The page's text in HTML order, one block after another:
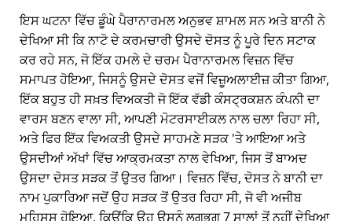
ਇਸ ਘਟਨਾ ਵਿੱਚ ਡੂੰਘੇ ਪੈਰਾਨਾਰਮਲ ਅਨੁਭਵ ਸ਼ਾਮਲ ਸਨ ਅਤੇ ਬਾਨੀ ਨੇ
ਦੇਖਿਆ ਸੀ ਕਿ ਨਾਟੋ ਦੇ ਕਰਮਚਾਰੀ ਉਸਦੇ ਦੋਸਤ ਨੂੰ ਪੂਰੇ ਦਿਨ ਸਟਾਕ
ਕਰ ਰਹੇ ਸਨ, ਜੋ ਇੱਕ ਹਮਲੇ ਦੇ ਚਰਮ ਪੈਰਾਨਾਰਮਲ ਵਿਜ਼ਨ ਵਿੱਚ
ਸਮਾਪਤ ਹੋਇਆ, ਜਿਸਨੂੰ ਉਸਦੇ ਦੋਸਤ ਵਜੋਂ ਵਿਜ਼ੂਅਲਾਈਜ਼ ਕੀਤਾ ਗਿਆ,
ਇੱਕ ਬਹੁਤ ਹੀ ਸਖ਼ਤ ਵਿਅਕਤੀ ਜੋ ਇੱਕ ਵੱਡੀ ਕੰਸਟ੍ਰਕਸ਼ਨ ਕੰਪਨੀ ਦਾ
ਵਾਰਸ ਬਣਨ ਵਾਲਾ ਸੀ, ਆਪਣੀ ਮੋਟਰਸਾਈਕਲ ਨਾਲ ਚਲਾ ਰਿਹਾ ਸੀ,
ਅਤੇ ਫਿਰ ਇੱਕ ਵਿਅਕਤੀ ਉਸਦੇ ਸਾਹਮਣੇ ਸੜਕ 'ਤੇ ਆਇਆ ਅਤੇ
ਉਸਦੀਆਂ ਅੱਖਾਂ ਵਿੱਚ ਆਕ੍ਰਮਕਤਾ ਨਾਲ ਵੇਖਿਆ, ਜਿਸ ਤੋਂ ਬਾਅਦ
ਉਸਦਾ ਦੋਸਤ ਸੜਕ ਤੋਂ ਉਤਰ ਗਿਆ। ਵਿਜ਼ਨ ਵਿੱਚ, ਦੋਸਤ ਨੇ ਬਾਨੀ ਦਾ
ਨਾਮ ਪੁਕਾਰਿਆ ਜਦੋਂ ਉਹ ਸੜਕ ਤੋਂ ਉਤਰ ਰਿਹਾ ਸੀ, ਜੋ ਵੀ ਅਜੀਬ
ਮਹਿਸੂਸ ਹੋਇਆ, ਕਿਉਂਕਿ ਉਹ ਉਸਨੂੰ ਲਗਭਗ 7 ਸਾਲਾਂ ਤੋਂ ਨਹੀਂ ਦੇਖਿਆ